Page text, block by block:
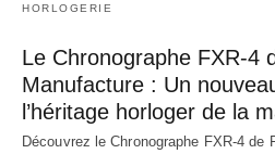
HORLOGERIE
Le Chronographe FXR-4
Manufacture : Un
l’héritage horloger de la
Découvrez le Chronographe FXR-4 de